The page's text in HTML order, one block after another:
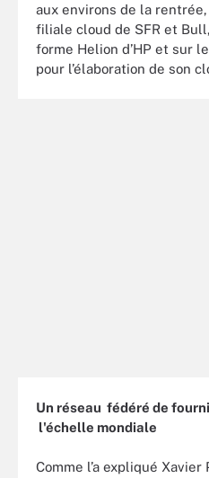
aux environs de la
filiale cloud de SFR et
forme Helion d’HP et sur
pour l’élaboration de son
Un réseau fédéré de
l'échelle mondiale
Comme l’a expliqué Xavier